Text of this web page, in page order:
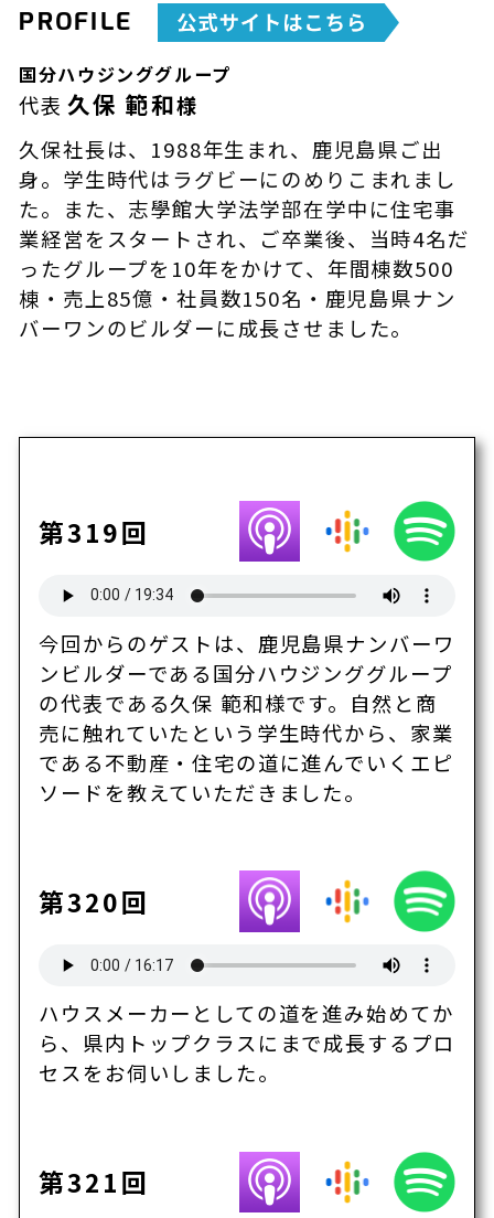
PROFILE
国分ハウジンググループ
代表 久保 範和様
久保社長は、1988年生まれ、鹿児島県ご出
身。学生時代はラグビーにのめりこまれまし
た。また、志學館大学法学部在学中に住宅事
業経営をスタートされ、ご卒業後、当時4名だ
ったグループを10年をかけて、年間棟数500
棟・売上85億・社員数150名・鹿児島県ナン
バーワンのビルダーに成長させました。
第319回
今回からのゲストは、鹿児島県ナンバーワ
ンビルダーである国分ハウジンググループ
の代表である久保 範和様です。自然と商
売に触れていたという学生時代から、家業
である不動産・住宅の道に進んでいくエピ
ソードを教えていただきました。
第320回
ハウスメーカーとしての道を進み始めてか
ら、県内トップクラスにまで成長するプロ
セスをお伺いしました。
第321回